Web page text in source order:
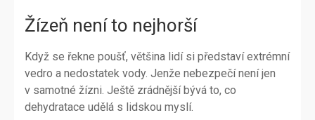
Žízeň není to nejhorší
Když se řekne poušť, většina lidí si představí extrémní
vedro a nedostatek vody. Jenže nebezpečí není jen
v samotné žízni. Ještě zrádnější bývá to, co
dehydratace udělá s lidskou myslí.